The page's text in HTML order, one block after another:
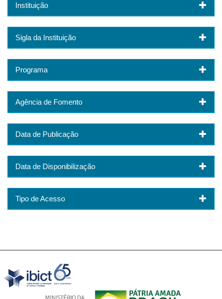
Instituição
Sigla da Instituição
Programa
Agência de Fomento
Data de Publicação
Data de Disponibilização
Tipo de Acesso